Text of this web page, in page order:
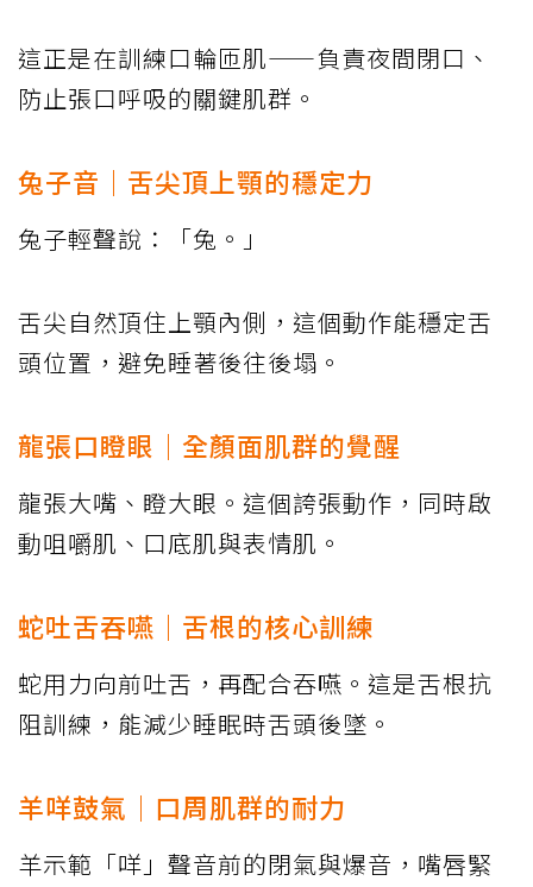
這正是在訓練口輪匝肌——負責夜間閉口、
防止張口呼吸的關鍵肌群。
兔子音｜舌尖頂上顎的穩定力
兔子輕聲說：「兔。」
舌尖自然頂住上顎內側，這個動作能穩定舌
頭位置，避免睡著後往後塌。
龍張口瞪眼｜全顏面肌群的覺醒
龍張大嘴、瞪大眼。這個誇張動作，同時啟
動咀嚼肌、口底肌與表情肌。
蛇吐舌吞嚥｜舌根的核心訓練
蛇用力向前吐舌，再配合吞嚥。這是舌根抗
阻訓練，能減少睡眠時舌頭後墜。
羊咩鼓氣｜口周肌群的耐力
羊示範「咩」聲音前的閉氣與爆音，嘴唇緊